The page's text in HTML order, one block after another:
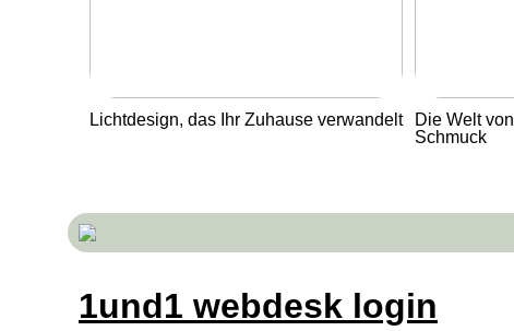
Lichtdesign, das Ihr Zuhause verwandelt
Die Welt
Schmuck
1und1 webdesk login